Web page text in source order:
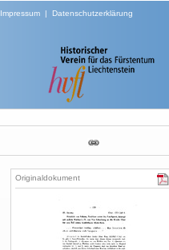
Impressum| Datenschutzerklärung
Originaldokument